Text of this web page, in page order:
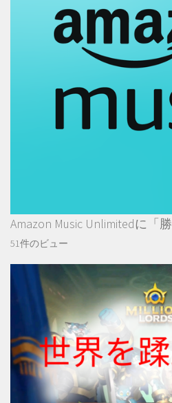
Amazon Music Unlimitedに「
51件のビュー